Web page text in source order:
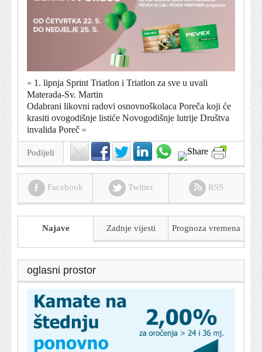
« 1. lipnja Sprint Triatlon i Triatlon za sve u uvali
Materada-Sv. Martin
Odabrani likovni radovi osnovnoškolaca Poreča koji će
krasiti ovogodišnje listiće Novogodišnje lutrije Društva
invalida Poreč »
Podijeli
Facebook Twitter RSS
Najave Zadnje vijesti Prognoza vremena
oglasni prostor